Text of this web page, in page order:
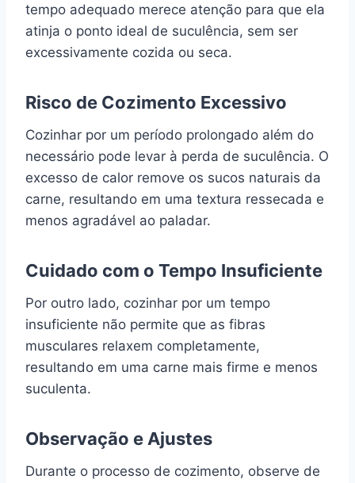
tempo adequado merece atenção para que ela
atinja o ponto ideal de suculência, sem ser
excessivamente cozida ou seca.
Risco de Cozimento Excessivo
Cozinhar por um período prolongado além do
necessário pode levar à perda de suculência. O
excesso de calor remove os sucos naturais da
carne, resultando em uma textura ressecada e
menos agradável ao paladar.
Cuidado com o Tempo Insuficiente
Por outro lado, cozinhar por um tempo
insuficiente não permite que as fibras
musculares relaxem completamente,
resultando em uma carne mais firme e menos
suculenta.
Observação e Ajustes
Durante o processo de cozimento, observe de